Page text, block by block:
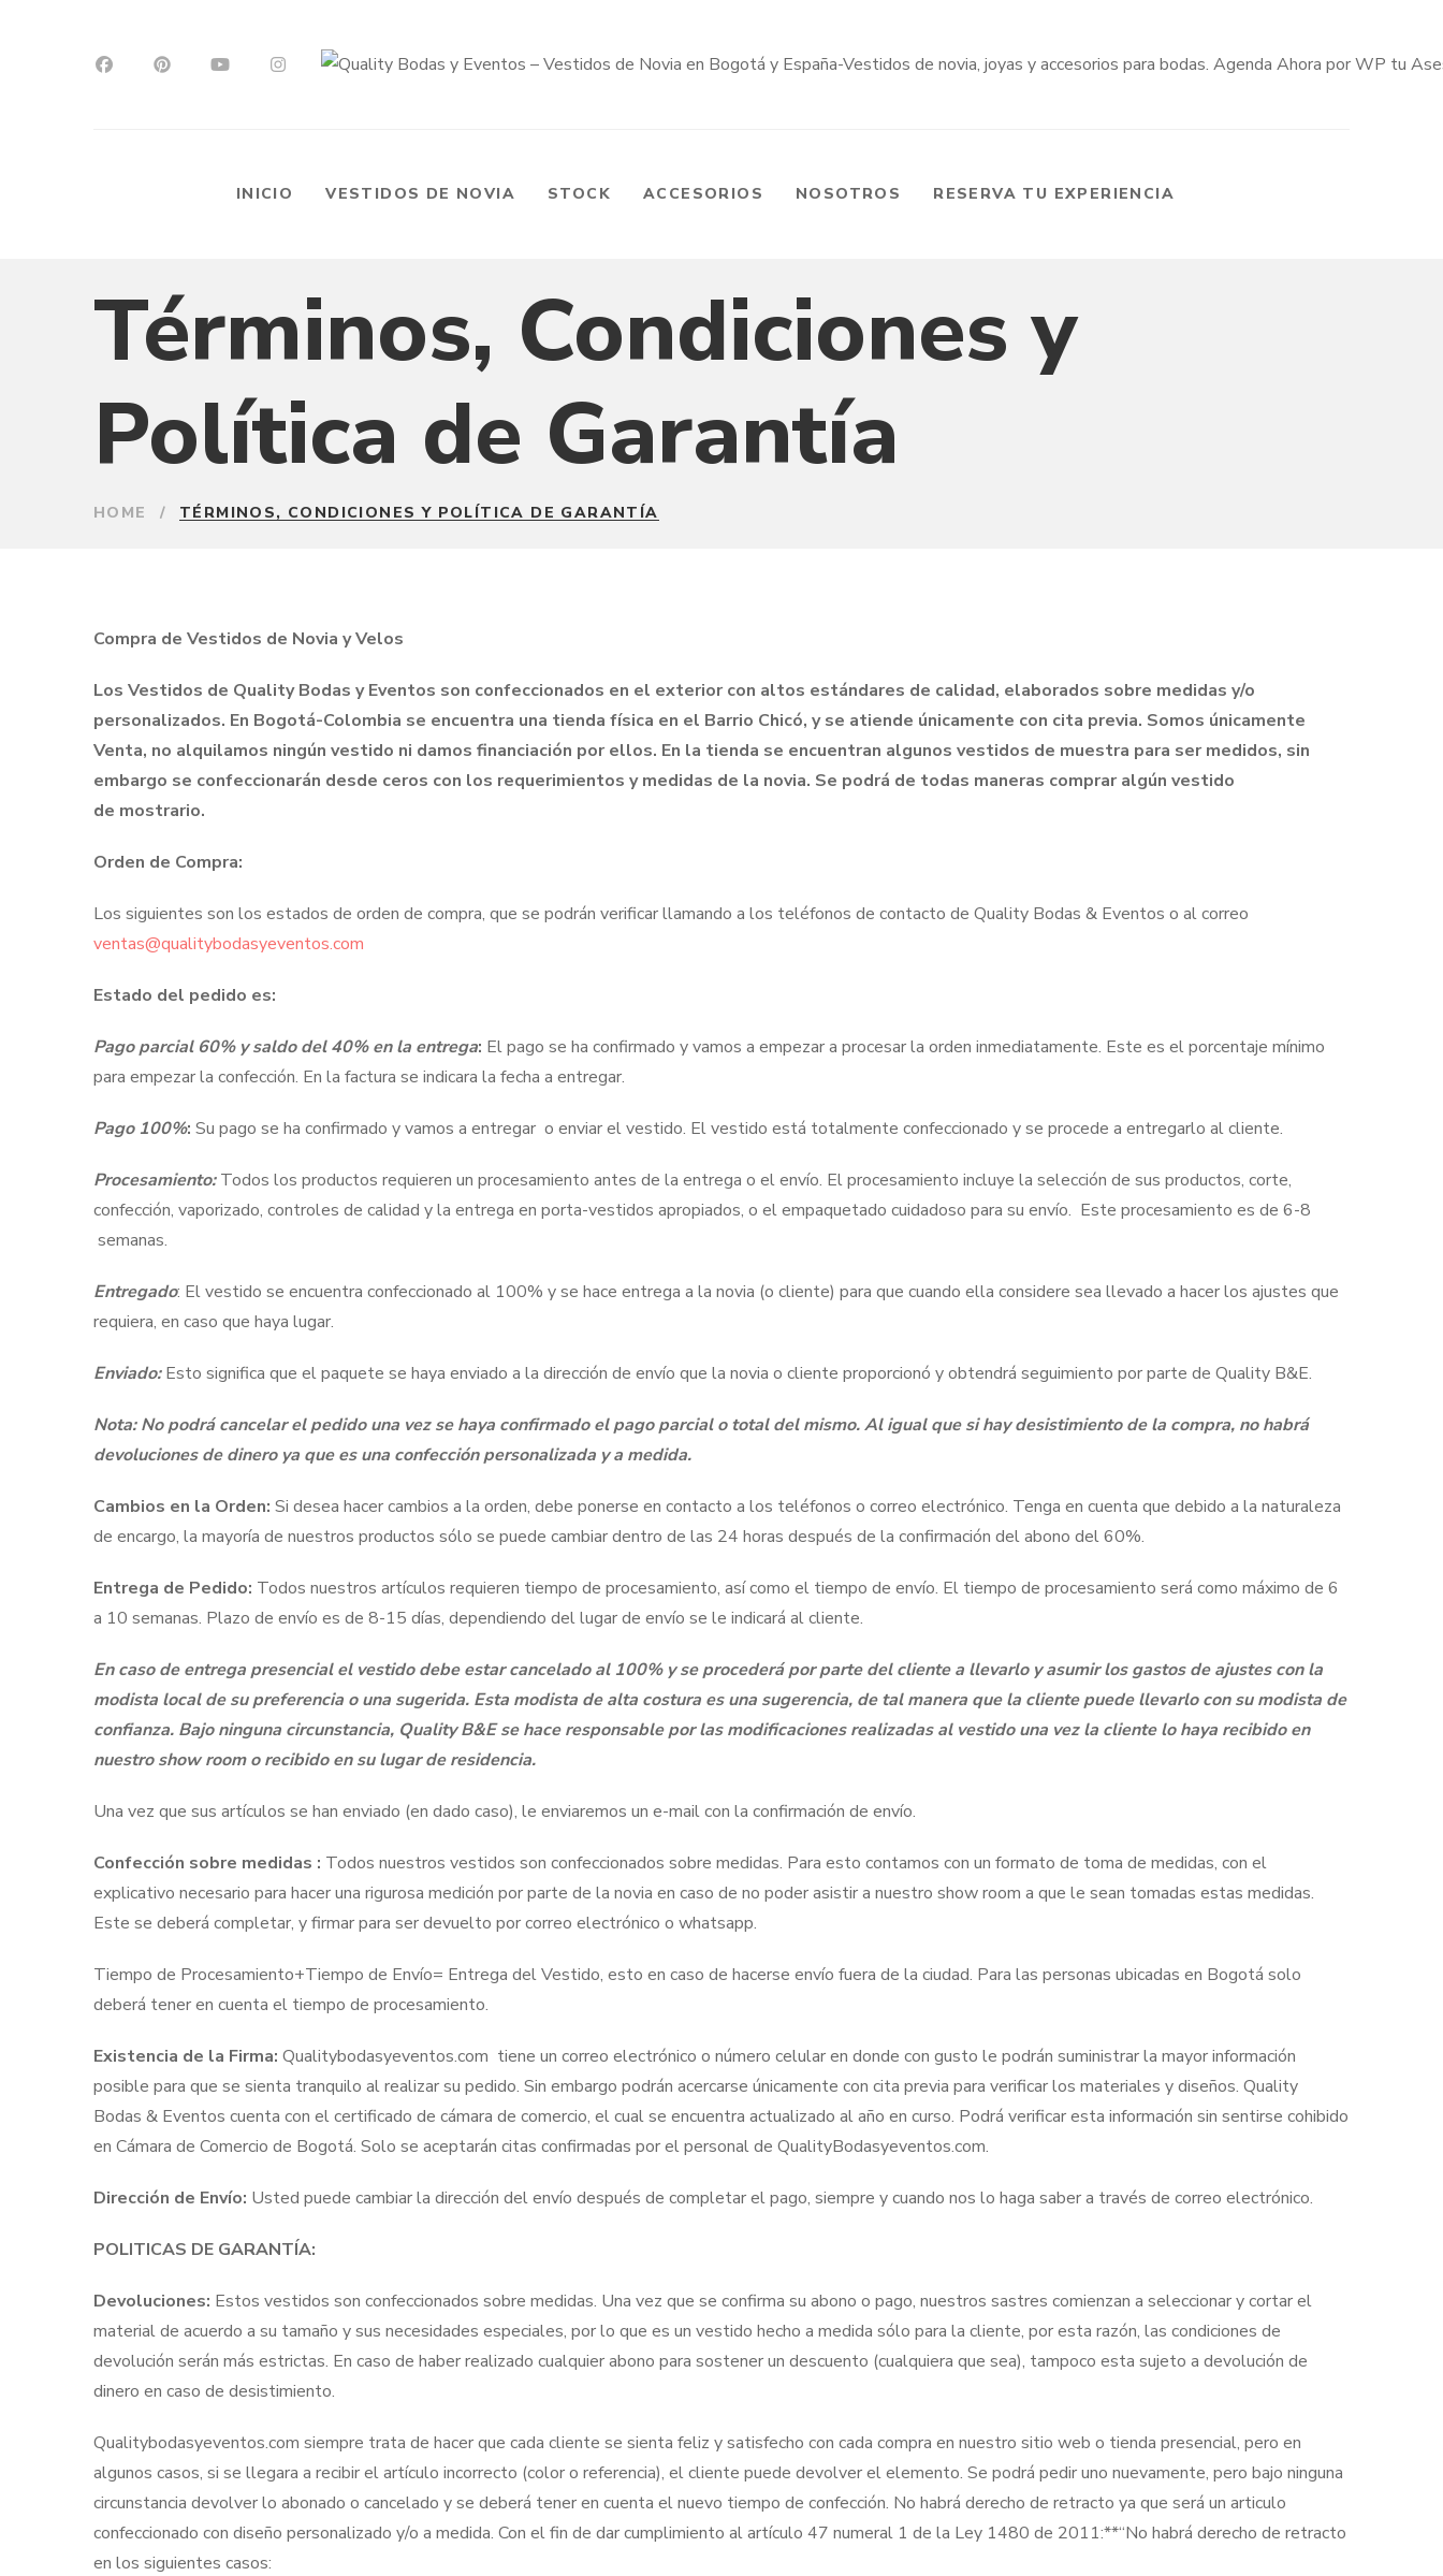
INICIO VESTIDOS DE NOVIA STOCK ACCESORIOS NOSOTROS RESERVA TU EXPERIENCIA
Términos, Condiciones y
Política de Garantía
HOME / TÉRMINOS, CONDICIONES Y POLÍTICA DE GARANTÍA
Compra de Vestidos de Novia y Velos
Los Vestidos de Quality Bodas y Eventos son confeccionados en el exterior con altos estándares de calidad, elaborados sobre medidas y/o
personalizados. En Bogotá-Colombia se encuentra una tienda física en el Barrio Chicó, y se atiende únicamente con cita previa. Somos únicamente
Venta, no alquilamos ningún vestido ni damos financiación por ellos. En la tienda se encuentran algunos vestidos de muestra para ser medidos, sin
embargo se confeccionarán desde ceros con los requerimientos y medidas de la novia. Se podrá de todas maneras comprar algún vestido
de mostrario.
Orden de Compra:
Los siguientes son los estados de orden de compra, que se podrán verificar llamando a los teléfonos de contacto de Quality Bodas & Eventos o al correo
ventas@qualitybodasyeventos.com
Estado del pedido es:
Pago parcial 60% y saldo del 40% en la entrega: El pago se ha confirmado y vamos a empezar a procesar la orden inmediatamente. Este es el porcentaje mínimo
para empezar la confección. En la factura se indicara la fecha a entregar.
Pago 100%: Su pago se ha confirmado y vamos a entregar o enviar el vestido. El vestido está totalmente confeccionado y se procede a entregarlo al cliente.
Procesamiento:Todos los productos requieren un procesamiento antes de la entrega o el envío. El procesamiento incluye la selección de sus productos, corte,
confección, vaporizado, controles de calidad y la entrega en porta-vestidos apropiados, o el empaquetado cuidadoso para su envío. Este procesamiento es de 6-8
semanas.
Entregado: El vestido se encuentra confeccionado al 100% y se hace entrega a la novia (o cliente) para que cuando ella considere sea llevado a hacer los ajustes que
requiera, en caso que haya lugar.
Enviado:Esto significa que el paquete se haya enviado a la dirección de envío que la novia o cliente proporcionó y obtendrá seguimiento por parte de Quality B&E.
Nota: No podrá cancelar el pedido una vez se haya confirmado el pago parcial o total del mismo. Al igual que si hay desistimiento de la compra, no habrá
devoluciones de dinero ya que es una confección personalizada y a medida.
Cambios en la Orden: Si desea hacer cambios a la orden, debe ponerse en contacto a los teléfonos o correo electrónico. Tenga en cuenta que debido a la naturaleza
de encargo, la mayoría de nuestros productos sólo se puede cambiar dentro de las 24 horas después de la confirmación del abono del 60%.
Entrega de Pedido: Todos nuestros artículos requieren tiempo de procesamiento, así como el tiempo de envío. El tiempo de procesamiento será como máximo de 6
a 10 semanas. Plazo de envío es de 8-15 días, dependiendo del lugar de envío se le indicará al cliente.
En caso de entrega presencial el vestido debe estar cancelado al 100% y se procederá por parte del cliente a llevarlo y asumir los gastos de ajustes con la
modista local de su preferencia o una sugerida. Esta modista de alta costura es una sugerencia, de tal manera que la cliente puede llevarlo con su modista de
confianza. Bajo ninguna circunstancia, Quality B&E se hace responsable por las modificaciones realizadas al vestido una vez la cliente lo haya recibido en
nuestro show room o recibido en su lugar de residencia.
Una vez que sus artículos se han enviado (en dado caso), le enviaremos un e-mail con la confirmación de envío.
Confección sobre medidas : Todos nuestros vestidos son confeccionados sobre medidas. Para esto contamos con un formato de toma de medidas, con el
explicativo necesario para hacer una rigurosa medición por parte de la novia en caso de no poder asistir a nuestro show room a que le sean tomadas estas medidas.
Este se deberá completar, y firmar para ser devuelto por correo electrónico o whatsapp.
Tiempo de Procesamiento+Tiempo de Envío= Entrega del Vestido, esto en caso de hacerse envío fuera de la ciudad. Para las personas ubicadas en Bogotá solo
deberá tener en cuenta el tiempo de procesamiento.
Existencia de la Firma: Qualitybodasyeventos.com tiene un correo electrónico o número celular en donde con gusto le podrán suministrar la mayor información
posible para que se sienta tranquilo al realizar su pedido. Sin embargo podrán acercarse únicamente con cita previa para verificar los materiales y diseños. Quality
Bodas & Eventos cuenta con el certificado de cámara de comercio, el cual se encuentra actualizado al año en curso. Podrá verificar esta información sin sentirse cohibido
en Cámara de Comercio de Bogotá. Solo se aceptarán citas confirmadas por el personal de QualityBodasyeventos.com.
Dirección de Envío: Usted puede cambiar la dirección del envío después de completar el pago, siempre y cuando nos lo haga saber a través de correo electrónico.
POLITICAS DE GARANTÍA:
Devoluciones: Estos vestidos son confeccionados sobre medidas. Una vez que se confirma su abono o pago, nuestros sastres comienzan a seleccionar y cortar el
material de acuerdo a su tamaño y sus necesidades especiales, por lo que es un vestido hecho a medida sólo para la cliente, por esta razón, las condiciones de
devolución serán más estrictas. En caso de haber realizado cualquier abono para sostener un descuento (cualquiera que sea), tampoco esta sujeto a devolución de
dinero en caso de desistimiento.
Qualitybodasyeventos.com siempre trata de hacer que cada cliente se sienta feliz y satisfecho con cada compra en nuestro sitio web o tienda presencial, pero en
algunos casos, si se llegara a recibir el artículo incorrecto (color o referencia), el cliente puede devolver el elemento. Se podrá pedir uno nuevamente, pero bajo ninguna
circunstancia devolver lo abonado o cancelado y se deberá tener en cuenta el nuevo tiempo de confección. No habrá derecho de retracto ya que será un articulo
confeccionado con diseño personalizado y/o a medida. Con el fin de dar cumplimiento al artículo 47 numeral 1 de la Ley 1480 de 2011:**“No habrá derecho de retracto
en los siguientes casos: